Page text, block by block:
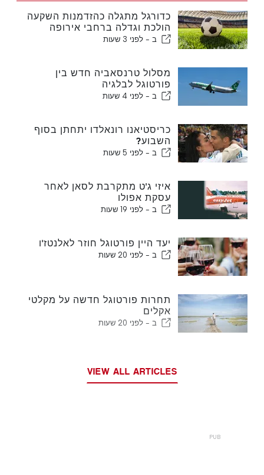
כדורגל מתגלה כהזדמנות השקעה
הולכת וגדלה ברחבי אירופה
ב - לפני 3 שעות
מסלול טרנסאביה חדש בין
פורטוגל לבלגיה
ב - לפני 4 שעות
כריסטיאנו רונאלדו יתחתן בסוף
השבוע?
ב - לפני 5 שעות
איזי ג'ט מתקרבת לסאן לאחר
עסקת אפולו
ב - לפני 19 שעות
יעד היין פורטוגל חוזר לאלנטז'ו
ב - לפני 20 שעות
תחרות פורטוגל חדשה על מקלטי
אקלים
ב - לפני 20 שעות
VIEW ALL ARTICLES